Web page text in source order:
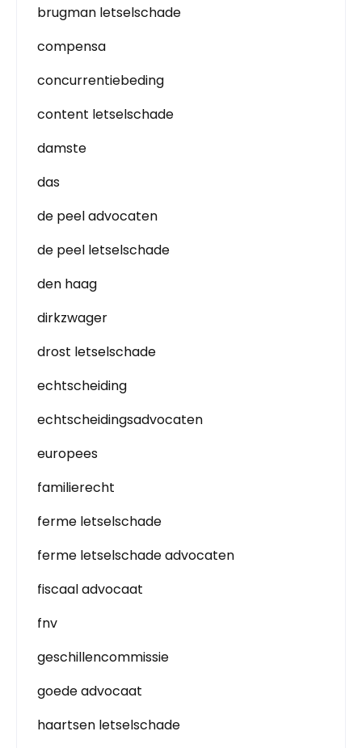
brugman letselschade
compensa
concurrentiebeding
content letselschade
damste
das
de peel advocaten
de peel letselschade
den haag
dirkzwager
drost letselschade
echtscheiding
echtscheidingsadvocaten
europees
familierecht
ferme letselschade
ferme letselschade advocaten
fiscaal advocaat
fnv
geschillencommissie
goede advocaat
haartsen letselschade